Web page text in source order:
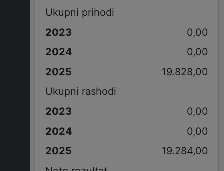
Ukupni prihodi
0,00
0,00
19.828,00
Ukupni rashodi
0,00
0,00
19.284,00